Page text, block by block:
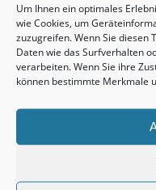
Um Ihnen ein optimales
wie Cookies, um
zuzugreifen. Wenn Sie diesen
Daten wie das Surfverhalten
verarbeiten. Wenn Sie ihre
können bestimmte Merkmale
Lesedauer:14
Kontinuierlich
Bebaute